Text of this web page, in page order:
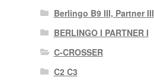
Berlingo B9 III, Partner III
BERLINGO I PARTNER I
C-CROSSER
C2 C3